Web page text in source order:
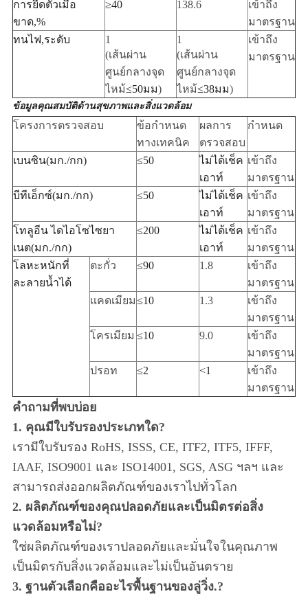
การยืดตัวเมื่อ
ขาด,%
≥40 138.6
เข้าถึง
มาตรฐาน
ทนไฟ,ระดับ
1
(เส้นผ่าน
ศูนย์กลางจุด
ไหม้≤50มม)
1
(เส้นผ่าน
ศูนย์กลางจุด
ไหม้≤38มม)
เข้าถึง
มาตรฐาน
ข้อมูลคุณสมบัติด้านสุขภาพและสิ่งแวดล้อม
โครงการตรวจสอบ
ข้อกำหนด
ทางเทคนิค
ผลการ
ตรวจสอบ
กำหนด
เบนซิน(มก./กก) ≤50
ไม่ได้เช็ค
เอาท์
เข้าถึง
มาตรฐาน
บีทีเอ็กซ์(มก./กก) ≤50
ไม่ได้เช็ค
เอาท์
เข้าถึง
มาตรฐาน
โทลูอีน ไดไอโซไซยา
เนต(มก./กก)
≤200
ไม่ได้เช็ค
เอาท์
เข้าถึง
มาตรฐาน
โลหะหนักที่
ละลายน้ำได้
ตะกั่ว ≤90 1.8
เข้าถึง
มาตรฐาน
แคดเมียม≤10 1.3
เข้าถึง
มาตรฐาน
โครเมียม ≤10 9.0
เข้าถึง
มาตรฐาน
ปรอท
≤2 <1
เข้าถึง
มาตรฐาน
คำถามที่พบบ่อย
1. คุณมีใบรับรองประเภทใด?
เรามีใบรับรอง RoHS, ISSS, CE, ITF2, ITF5, IFFF,
IAAF, ISO9001 และ ISO14001, SGS, ASG ฯลฯ และ
สามารถส่งออกผลิตภัณฑ์ของเราไปทั่วโลก
2. ผลิตภัณฑ์ของคุณปลอดภัยและเป็นมิตรต่อสิ่ง
แวดล้อมหรือไม่?
ใช่ผลิตภัณฑ์ของเราปลอดภัยและมั่นใจในคุณภาพ
เป็นมิตรกับสิ่งแวดล้อมและไม่เป็นอันตราย
3. ฐานตัวเลือกคืออะไรพื้นฐานของลู่วิ่ง.?